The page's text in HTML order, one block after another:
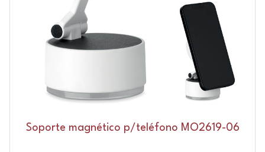
Soporte magnético p/teléfono MO2619-06